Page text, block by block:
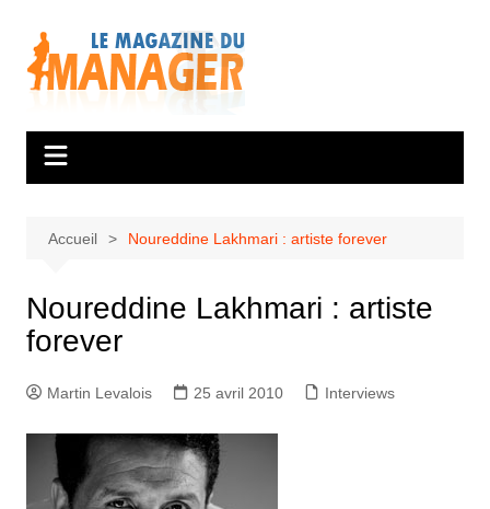
contenu
Accueil Noureddine Lakhmari : artiste forever
Noureddine Lakhmari : artiste
forever
Martin Levalois 25 avril 2010 Interviews